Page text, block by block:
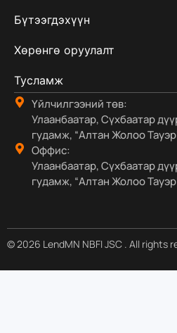
Бүтээгдэхүүн
Хөрөнгө оруулалт
Тусламж
Үйлчилгээний төв:
Улаанбаатар, Сүхбаатар
гудамж, “Алтан Жолоо
Оффис:
Улаанбаатар, Сүхбаатар
гудамж, “Алтан Жолоо
© 2026 LendMN NBFI JSC . All rights